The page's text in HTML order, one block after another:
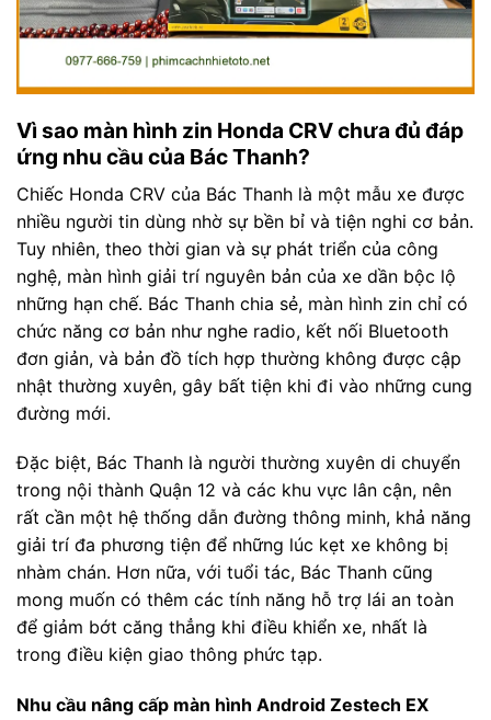
Vì sao màn hình zin Honda CRV chưa đủ đáp
ứng nhu cầu của Bác Thanh?
Chiếc Honda CRV của Bác Thanh là một mẫu xe được
nhiều người tin dùng nhờ sự bền bỉ và tiện nghi cơ bản.
Tuy nhiên, theo thời gian và sự phát triển của công
nghệ, màn hình giải trí nguyên bản của xe dần bộc lộ
những hạn chế. Bác Thanh chia sẻ, màn hình zin chỉ có
chức năng cơ bản như nghe radio, kết nối Bluetooth
đơn giản, và bản đồ tích hợp thường không được cập
nhật thường xuyên, gây bất tiện khi đi vào những cung
đường mới.
Đặc biệt, Bác Thanh là người thường xuyên di chuyển
trong nội thành Quận 12 và các khu vực lân cận, nên
rất cần một hệ thống dẫn đường thông minh, khả năng
giải trí đa phương tiện để những lúc kẹt xe không bị
nhàm chán. Hơn nữa, với tuổi tác, Bác Thanh cũng
mong muốn có thêm các tính năng hỗ trợ lái an toàn
để giảm bớt căng thẳng khi điều khiển xe, nhất là
trong điều kiện giao thông phức tạp.
Nhu cầu nâng cấp màn hình Android Zestech EX